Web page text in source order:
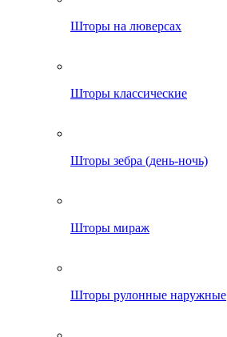
Шторы на люверсах
Шторы классические
Шторы зебра (день-ночь)
Шторы мираж
Шторы рулонные наружные